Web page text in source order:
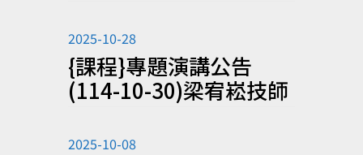
2025-10-28
{課程}專題演講公告
(114-10-30)梁宥崧技師
2025-10-08